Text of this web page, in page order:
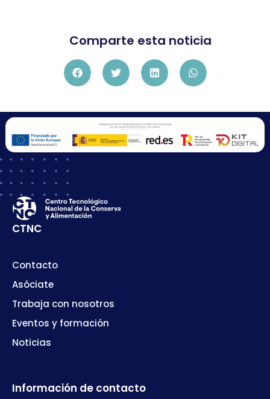
Comparte esta noticia
CTNC
Contacto
Asóciate
Trabaja con nosotros
Eventos y formación
Noticias
Información de contacto